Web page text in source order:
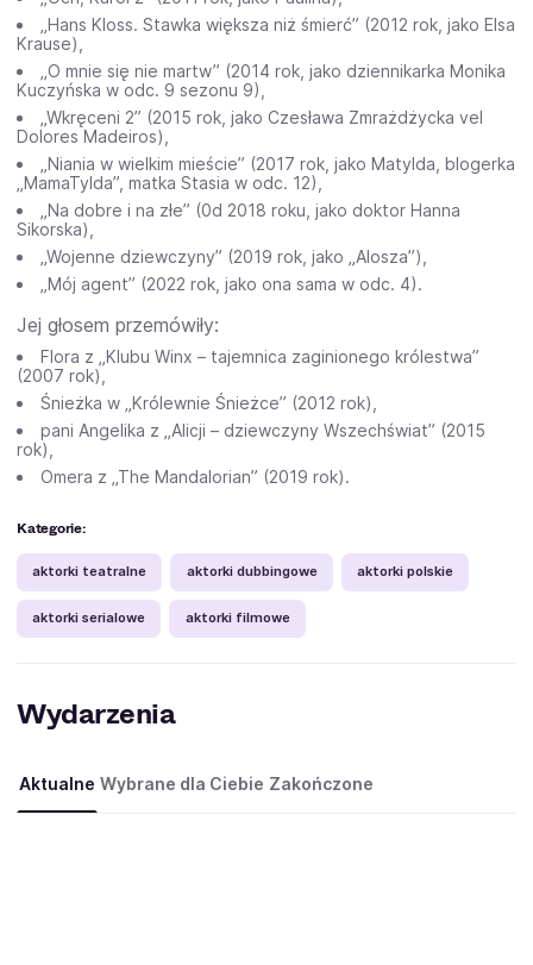
„Hans Kloss. Stawka większa niż śmierć” (2012 rok, jako Elsa
Krause),
„O mnie się nie martw” (2014 rok, jako dziennikarka Monika
Kuczyńska w odc. 9 sezonu 9),
„Wkręceni 2” (2015 rok, jako Czesława Zmrażdżycka vel
Dolores Madeiros),
„Niania w wielkim mieście” (2017 rok, jako Matylda, blogerka
„MamaTylda”, matka Stasia w odc. 12),
„Na dobre i na złe” (0d 2018 roku, jako doktor Hanna
Sikorska),
„Wojenne dziewczyny” (2019 rok, jako „Alosza”),
„Mój agent” (2022 rok, jako ona sama w odc. 4).
Jej głosem przemówiły:
Flora z „Klubu Winx – tajemnica zaginionego królestwa”
(2007 rok),
Śnieżka w „Królewnie Śnieżce” (2012 rok),
pani Angelika z „Alicji – dziewczyny Wszechświat” (2015
rok),
Omera z „The Mandalorian” (2019 rok).
Kategorie:
aktorki teatralne aktorki dubbingowe aktorki polskie
aktorki serialowe aktorki filmowe
Wydarzenia
Aktualne Wybrane dla Ciebie Zakończone